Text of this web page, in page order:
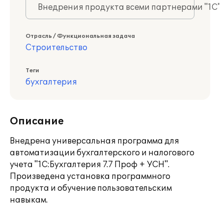
Внедрения продукта всеми партнерами
Отрасль / Функциональная задача
Строительство
Теги
бухгалтерия
Описание
Внедрена универсальная программа для
автоматизации бухгалтерского и налогового
учета "1С:Бухгалтерия 7.7 Проф + УСН".
Произведена установка программного
продукта и обучение пользовательским
навыкам.